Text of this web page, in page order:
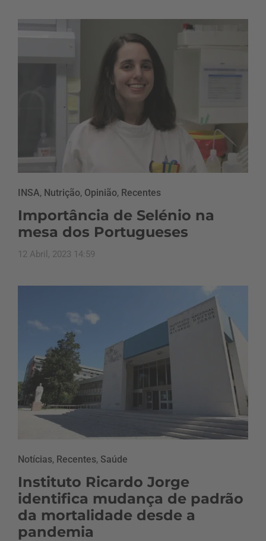
INSA, Nutrição, Opinião, Recentes
Importância de Selénio na
mesa dos Portugueses
12 Abril, 2023 14:59
Notícias, Recentes, Saúde
Instituto Ricardo Jorge
identifica mudança de padrão
da mortalidade desde a
pandemia